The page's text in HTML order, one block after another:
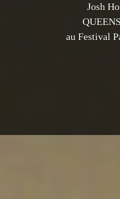
Josh
au Festival